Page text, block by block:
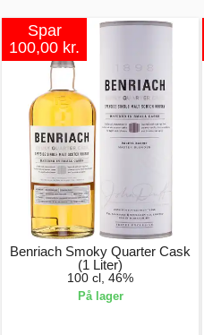
Spar
100,00 kr.
Benriach Smoky Quarter Cask
(1 Liter)
100 cl, 46%
På lager